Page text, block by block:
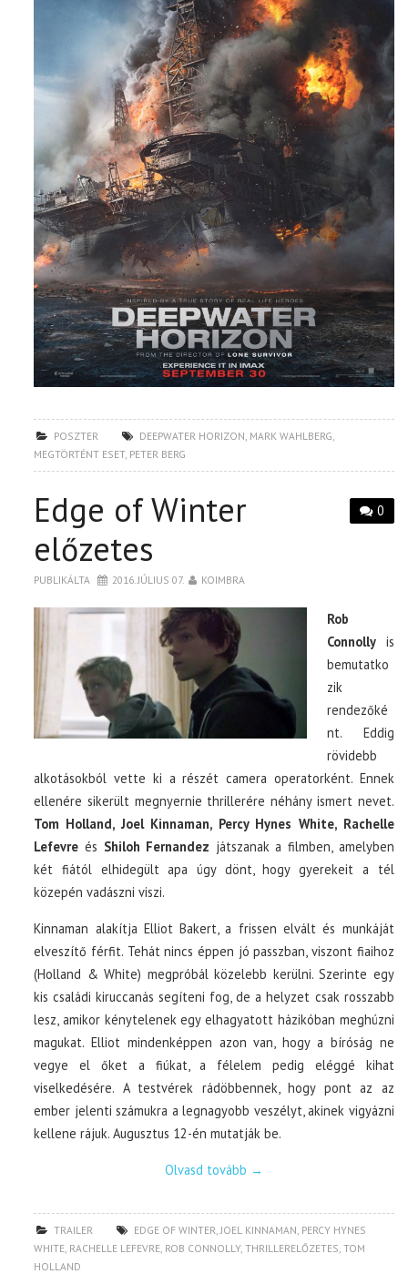
POSZTER DEEPWATER HORIZON, MARK WAHLBERG,
MEGTÖRTÉNT ESET, PETER BERG
0
Edge of Winter
előzetes
PUBLIKÁLTA 2016. JÚLIUS 07. KOIMBRA
Rob
Connolly is
bemutatko
zik
rendezőké
nt. Eddig
rövidebb
alkotásokból vette ki a részét camera operatorként. Ennek
ellenére sikerült megnyernie thrillerére néhány ismert nevet.
Tom Holland, Joel Kinnaman, Percy Hynes White, Rachelle
Lefevre és Shiloh Fernandez játszanak a filmben, amelyben
két fiától elhidegült apa úgy dönt, hogy gyerekeit a tél
közepén vadászni viszi.
Kinnaman alakítja Elliot Bakert, a frissen elvált és munkáját
elveszítő férfit. Tehát nincs éppen jó passzban, viszont fiaihoz
(Holland & White) megpróbál közelebb kerülni. Szerinte egy
kis családi kiruccanás segíteni fog, de a helyzet csak rosszabb
lesz, amikor kénytelenek egy elhagyatott házikóban meghúzni
magukat. Elliot mindenképpen azon van, hogy a bíróság ne
vegye el őket a fiúkat, a félelem pedig eléggé kihat
viselkedésére. A testvérek rádöbbennek, hogy pont az az
ember jelenti számukra a legnagyobb veszélyt, akinek vigyázni
kellene rájuk. Augusztus 12-én mutatják be.
Olvasd tovább →
TRAILER EDGE OF WINTER,JOEL KINNAMAN, PERCY HYNES
WHITE, RACHELLE LEFEVRE, ROB CONNOLLY,THRILLERELŐZETES,TOM
HOLLAND